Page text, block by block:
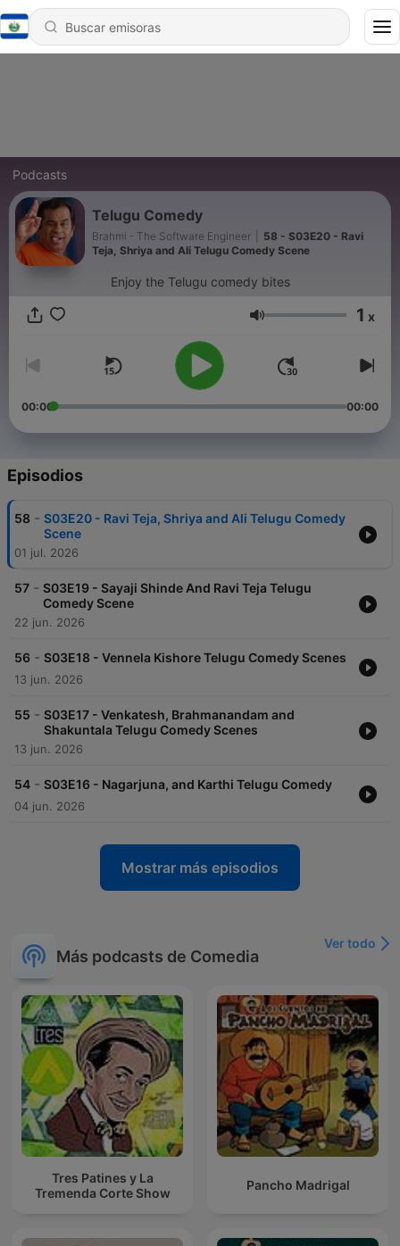
Podcasts
Telugu Comedy
Brahmi - The Software Engineer
58 - S03E20 - Ravi
Teja, Shriya and Ali Telugu Comedy Scene
Enjoy the Telugu comedy bites
Volumen 1 x
00:00 00:00
Episodios
58 - S03E20 - Ravi Teja, Shriya and Ali Telugu Comedy
Scene
01 jul. 2026
57 - S03E19 - Sayaji Shinde And Ravi Teja Telugu
Comedy Scene
22 jun. 2026
56 - S03E18 - Vennela Kishore Telugu Comedy Scenes
13 jun. 2026
55 - S03E17 - Venkatesh, Brahmanandam and
Shakuntala Telugu Comedy Scenes
13 jun. 2026
54 - S03E16 - Nagarjuna, and Karthi Telugu Comedy
04 jun. 2026
Mostrar más episodios
Más podcasts de Comedia
Ver todo
Tres Patines y La
Tremenda Corte Show
Pancho Madrigal